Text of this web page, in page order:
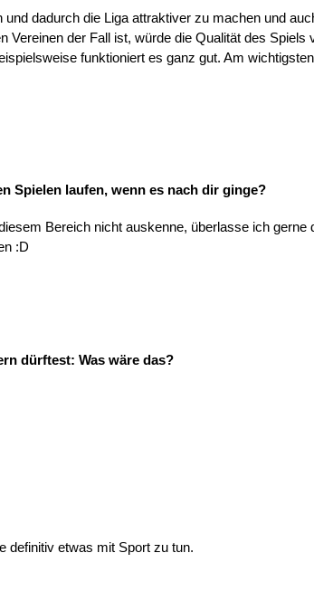
dadurch die Liga attraktiver zu machen und
Vereinen der Fall ist, würde die Qualität des
funktioniert es ganz gut. Am
Spielen laufen, wenn es nach dir ginge?
Bereich nicht auskenne, überlasse ich gerne
:D
dürftest: Was wäre das?
definitiv etwas mit Sport zu tun.